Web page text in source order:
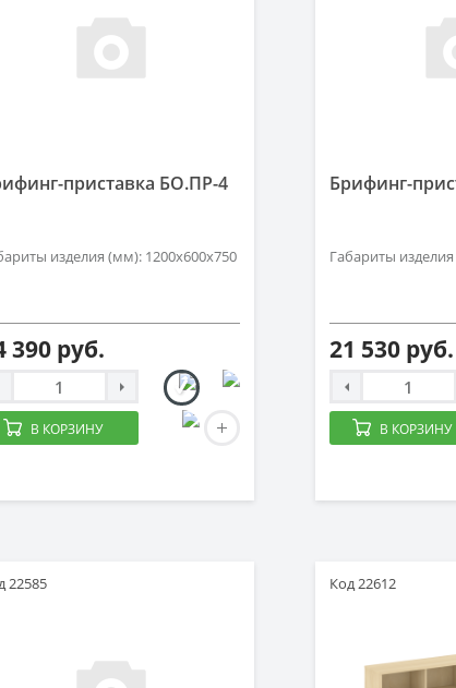
приставка БО.ПР-4
изделия (мм): 1200х600х750
390 руб.
В КОРЗИНУ
Брифинг-
Габариты
21 530 руб.
В КОРЗИНУ
22585 Код 22612